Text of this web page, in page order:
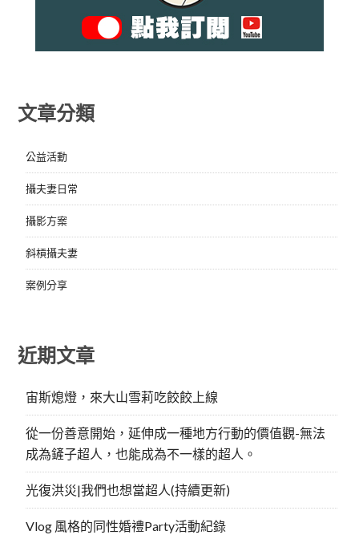
文章分類
公益活動
攝夫妻日常
攝影方案
斜槓攝夫妻
案例分享
近期文章
宙斯熄燈，來大山雪莉吃餃餃上線
從一份善意開始，延伸成一種地方行動的價值觀-無法
成為鏟子超人，也能成為不一樣的超人。
光復洪災|我們也想當超人(持續更新)
Vlog 風格的同性婚禮Party活動紀錄